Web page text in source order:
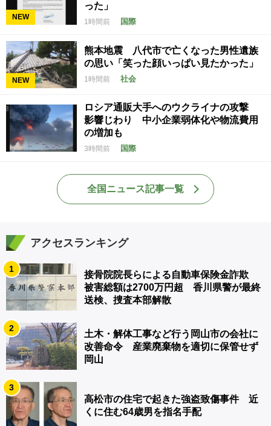
NEW
った」
1時間前 国際
NEW
熊本地震 八代市で亡くなった男性遺族
の思い「笑った顔いっぱい見たかった」
1時間前 社会
ロシア通販大手へのウクライナの攻撃
影響じわり 中小企業弱体化や物流費用
の増加も
3時間前 国際
全国ニュース記事一覧
アクセスランキング
1
接骨院院長らによる自動車保険金詐欺
被害総額は2700万円超 香川県警が最終
送検、捜査本部解散
2
土木・解体工事など行う岡山市の会社に
改善命令 産業廃棄物を適切に保管せず
岡山
3
高松市の住宅で起きた強盗致傷事件 近
くに住む64歳男を指名手配